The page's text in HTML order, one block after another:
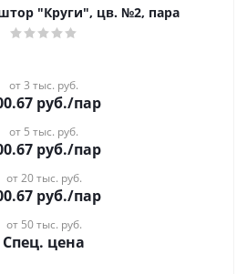
"Круги", цв. №2, пара
от 3 тыс. руб.
руб./пар
от 5 тыс. руб.
руб./пар
от 20 тыс. руб.
руб./пар
от 50 тыс. руб.
Спец. цена